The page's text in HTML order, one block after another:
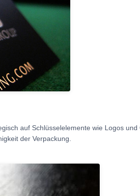
auf Schlüsselelemente wie Logos
der Verpackung.